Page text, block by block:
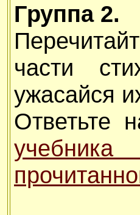
Группа 2.
части
ужасайся
Ответьте